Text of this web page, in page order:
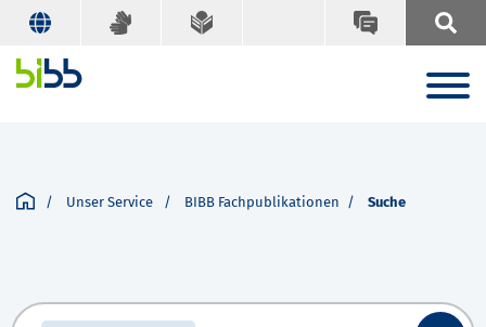
Unser Service BIBB Fachpublikationen Suche